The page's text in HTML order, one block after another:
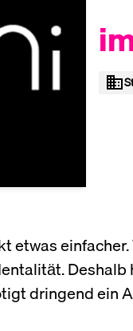
etwas
dringend ein